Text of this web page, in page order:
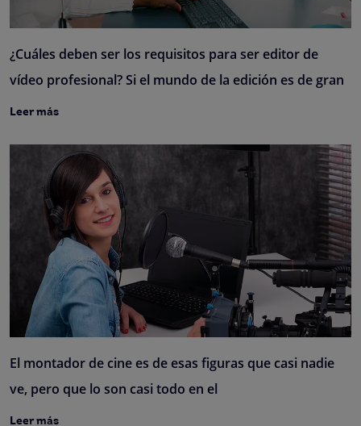
¿Cuáles deben ser los requisitos para ser editor de
vídeo profesional? Si el mundo de la edición es de gran
Leer más
El montador de cine es de esas figuras que casi nadie
ve, pero que lo son casi todo en el
Leer más